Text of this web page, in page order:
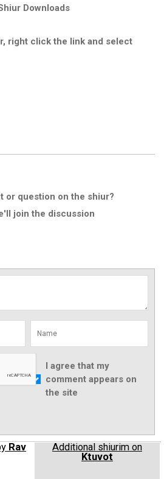
Downloads
right click the link and select
or question on the shiur?
join the discussion
I agree that my
comment appears on
the site
Rav
Additional shiurim on
Ktuvot